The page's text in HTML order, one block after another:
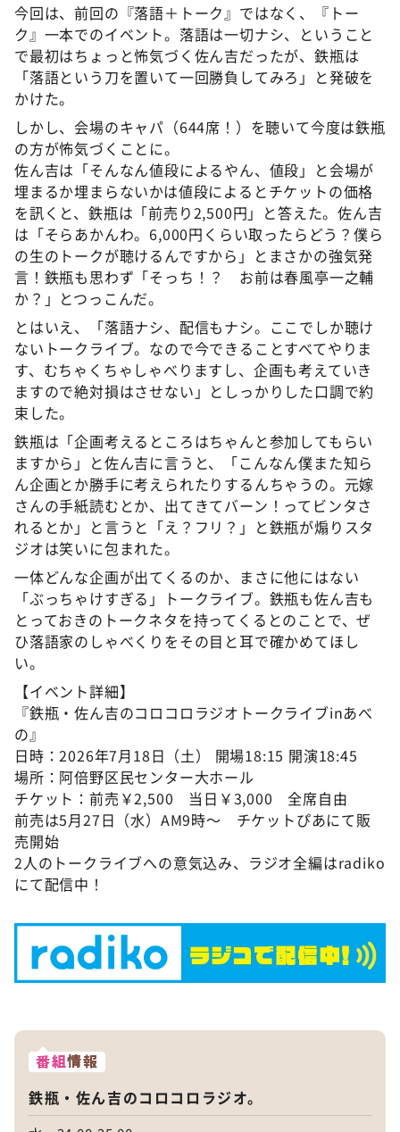
今回は、前回の『落語＋トーク』ではなく、『トー
ク』一本でのイベント。落語は一切ナシ、ということ
で最初はちょっと怖気づく佐ん吉だったが、鉄瓶は
「落語という刀を置いて一回勝負してみろ」と発破を
かけた。
しかし、会場のキャパ（644席！）を聴いて今度は鉄瓶
の方が怖気づくことに。
佐ん吉は「そんなん値段によるやん、値段」と会場が
埋まるか埋まらないかは値段によるとチケットの価格
を訊くと、鉄瓶は「前売り2,500円」と答えた。佐ん吉
は「そらあかんわ。6,000円くらい取ったらどう？僕ら
の生のトークが聴けるんですから」とまさかの強気発
言！鉄瓶も思わず「そっち！？ お前は春風亭一之輔
か？」とつっこんだ。
とはいえ、「落語ナシ、配信もナシ。ここでしか聴け
ないトークライブ。なので今できることすべてやりま
す、むちゃくちゃしゃべりますし、企画も考えていき
ますので絶対損はさせない」としっかりした口調で約
束した。
鉄瓶は「企画考えるところはちゃんと参加してもらい
ますから」と佐ん吉に言うと、「こんなん僕また知ら
ん企画とか勝手に考えられたりするんちゃうの。元嫁
さんの手紙読むとか、出てきてバーン！ってビンタさ
れるとか」と言うと「え？フリ？」と鉄瓶が煽りスタ
ジオは笑いに包まれた。
一体どんな企画が出てくるのか、まさに他にはない
「ぶっちゃけすぎる」トークライブ。鉄瓶も佐ん吉も
とっておきのトークネタを持ってくるとのことで、ぜ
ひ落語家のしゃべくりをその目と耳で確かめてほし
い。
【イベント詳細】
『鉄瓶・佐ん吉のコロコロラジオトークライブinあべ
の』
日時：2026年7月18日（土） 開場18:15 開演18:45
場所：阿倍野区民センター大ホール
チケット：前売￥2,500 当日￥3,000 全席自由
前売は5月27日（水）AM9時～ チケットぴあにて販
売開始
2人のトークライブへの意気込み、ラジオ全編はradiko
にて配信中！
番組情報
鉄瓶・佐ん吉のコロコロラジオ。